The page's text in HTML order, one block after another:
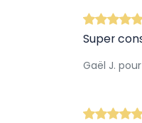
Super
Gaël J.